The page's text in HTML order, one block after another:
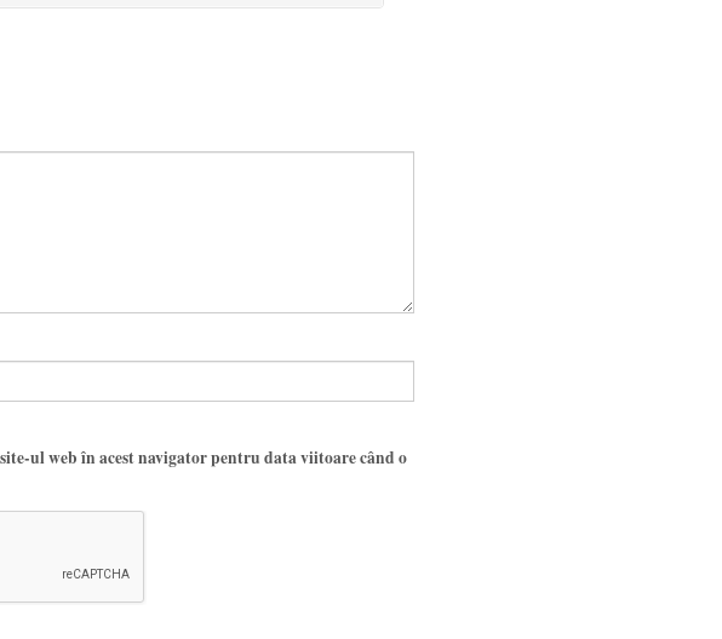
ul web în acest navigator pentru data viitoare când o